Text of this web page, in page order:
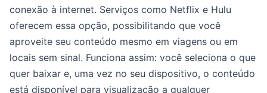
conexão à internet. Serviços como Netflix e Hulu
oferecem essa opção, possibilitando que você
aproveite seu conteúdo mesmo em viagens ou em
locais sem sinal. Funciona assim: você seleciona o que
quer baixar e, uma vez no seu dispositivo, o conteúdo
está disponível para visualização a qualquer